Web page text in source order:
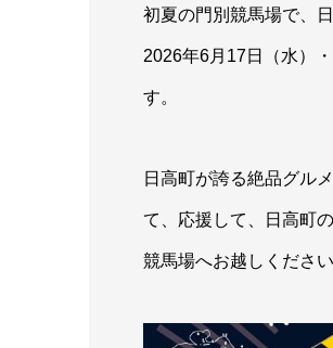
初夏の門別競馬場で、
2026年6月17日（水）
す。
日高町が誇る絶品グル
て、応援して、日高町
競馬場へお越しください